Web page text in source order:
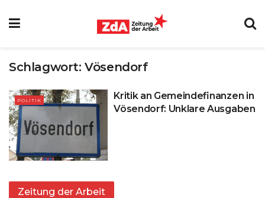
Schlagwort:Vösendorf
POLITIK
Kritik an Gemeindefinanzen in
Vösendorf: Unklare Ausgaben
Zeitung der Arbeit